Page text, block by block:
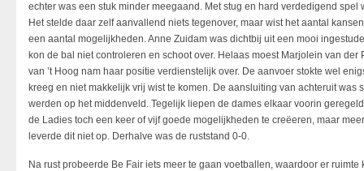
echter was een stuk minder meegaand. Met stug en hard verdedigend
Het stelde daar zelf aanvallend niets tegenover, maar wist het aantal
een aantal mogelijkheden. Anne Zuidam was dichtbij uit een mooi
kon de bal niet controleren en schoot over. Helaas moest Marjolein van
van ’t Hoog nam haar positie verdienstelijk over. De aanvoer stokte wel
kreeg en niet makkelijk vrij wist te komen. De aansluiting van achteruit was
werden op het middenveld. Tegelijk liepen de dames elkaar voorin
de Ladies toch een keer of vijf goede mogelijkheden te creëeren, maar
leverde dit niet op. Derhalve was de ruststand 0-0.
Na rust probeerde Be Fair iets meer te gaan voetballen, waardoor er